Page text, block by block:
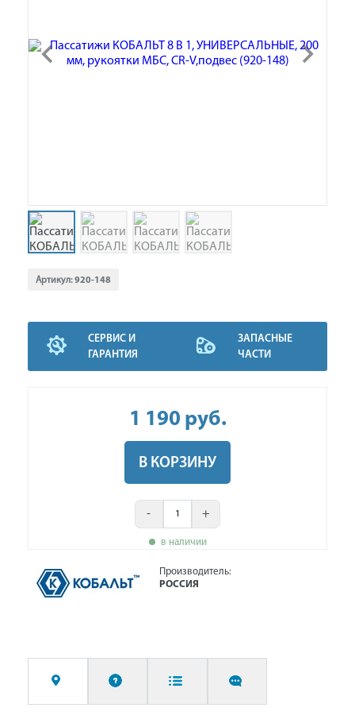
Артикул:920-148
СЕРВИС И
ГАРАНТИЯ
ЗАПАСНЫЕ
ЧАСТИ
1 190 руб.
В КОРЗИНУ
- +
в наличии
Производитель:
РОССИЯ